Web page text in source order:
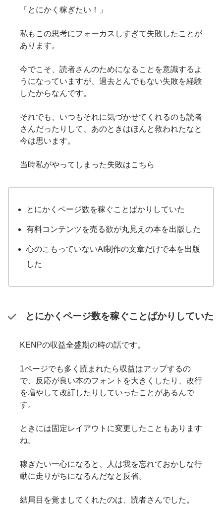
「とにかく稼ぎたい！」
私もこの思考にフォーカスしすぎて失敗したことが
あります。
今でこそ、読者さんのためになることを意識するよ
うになっていますが、過去とんでもない失敗を経験
したからなんです。
それでも、いつもそれに気づかせてくれるのも読者
さんだったりして、あのときはほんと救われたなと
今は思います。
当時私がやってしまった失敗はこちら
とにかくページ数を稼ぐことばかりしていた
有料コンテンツを売る欲が丸見えの本を出版した
心のこもっていないAI制作の文章だけで本を出版
した
とにかくページ数を稼ぐことばかりしていた
KENPの収益全盛期の時の話です。
1ページでも多く読まれたら収益はアップするの
で、反応が良い本のフォントを大きくしたり、改行
を増やして改訂したりしていったことがあるんで
す。
ときには固定レイアウトに変更したこともあります
ね。
稼ぎたい一心になると、人は我を忘れておかしな行
動に走りがちになるんだなと反省。
結局目を覚ましてくれたのは、読者さんでした。